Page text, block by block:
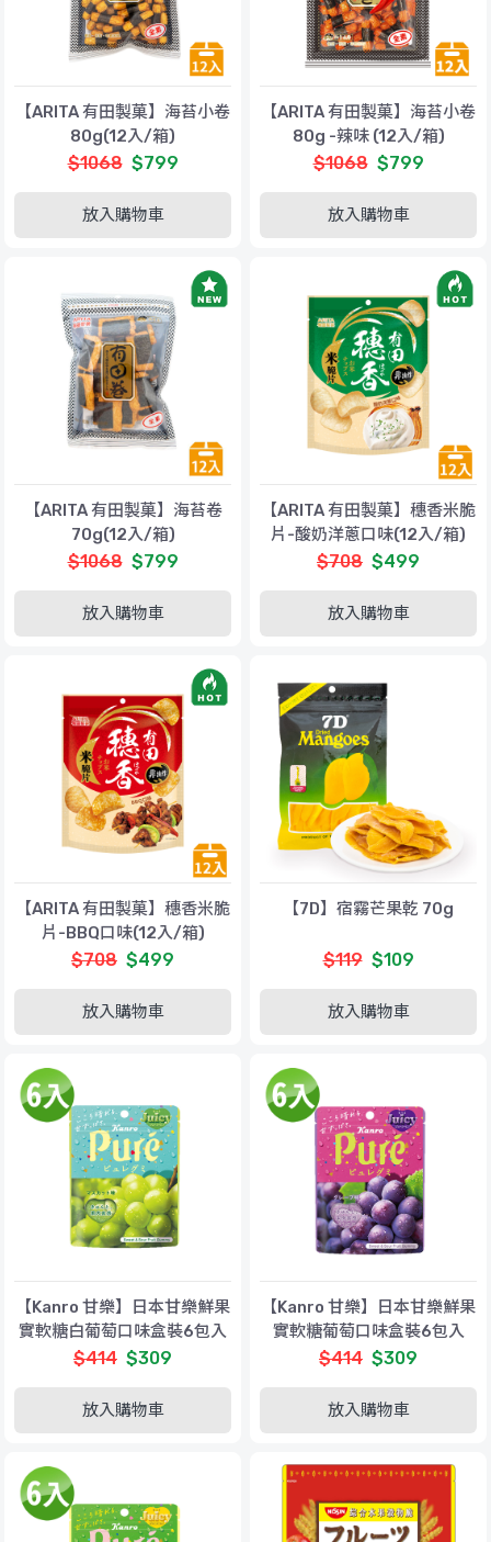
【ARITA 有田製菓】海苔小卷
80g(12入/箱)
$1068 $799
放入購物車
【ARITA 有田製菓】海苔小卷
80g -辣味 (12入/箱)
$1068 $799
放入購物車
【ARITA 有田製菓】海苔卷
70g(12入/箱)
$1068 $799
放入購物車
【ARITA 有田製菓】穗香米脆
片-酸奶洋蔥口味(12入/箱)
$708 $499
放入購物車
【ARITA 有田製菓】穗香米脆
片-BBQ口味(12入/箱)
$708 $499
放入購物車
【7D】宿霧芒果乾 70g
$119 $109
放入購物車
【Kanro 甘樂】日本甘樂鮮果
實軟糖白葡萄口味盒裝6包入
(56gx6)
$414 $309
放入購物車
【Kanro 甘樂】日本甘樂鮮果
實軟糖葡萄口味盒裝6包入
(56gx6)
$414 $309
放入購物車